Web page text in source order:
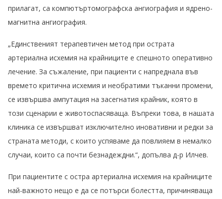
прилагат, са компютъртомографска ангиография и ядрено-
магнитна ангиография.
„Единственият терапевтичен метод при острата
артериална исхемия на крайниците е спешното оперативно
лечение. За съжаление, при пациенти с напреднала във
времето критична исхемия и необратими тъканни промени,
се извършва ампутация на засегнатия крайник, която в
този сценарии е животоспасяваща. Въпреки това, в нашата
клиника се извършват изключително иновативни и редки за
страната методи, с които успяваме да повлияем в немалко
случаи, които са почти безнадеждни.“, допълва д-р Илчев.
При пациентите с остра артериална исхемия на крайниците
най-важното нещо е да се потърси болестта, причиняваща